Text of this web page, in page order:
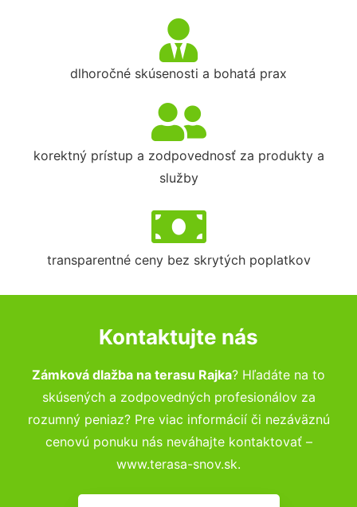
dlhoročné skúsenosti a bohatá prax
korektný prístup a zodpovednosť za produkty a
služby
transparentné ceny bez skrytých poplatkov
Kontaktujte nás
Zámková dlažba na terasu Rajka? Hľadáte na to
skúsených a zodpovedných profesionálov za
rozumný peniaz? Pre viac informácií či nezáväznú
cenovú ponuku nás neváhajte kontaktovať –
www.terasa-snov.sk.